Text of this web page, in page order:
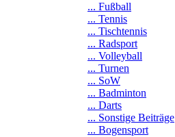
... Fußball
... Tennis
... Tischtennis
... Radsport
... Volleyball
... Turnen
... SoW
... Badminton
... Darts
... Sonstige Beiträge
... Bogensport